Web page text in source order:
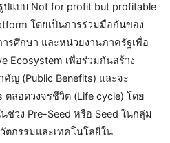
ปแบบ Not for profit but profitable
โดยเป็นการร่วมมือกันของ
รศึกษา และหน่วยงานภาครัฐเพื่อ
Ecosystem เพื่อร่วมกันสร้าง
ญ (Public Benefits) และจะ
ลอดวงจรชีวิต (Life cycle) โดย
ช่วง Pre-Seed หรือ Seed ในกลุ่ม
กรรมและเทคโนโลยีใน